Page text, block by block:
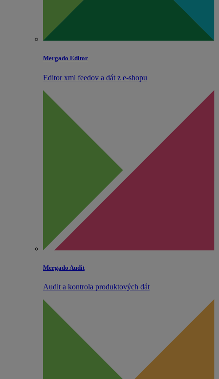
Mergado Editor
Editor xml feedov a dát z e‑shopu
Mergado Audit
Audit a kontrola produktových dát